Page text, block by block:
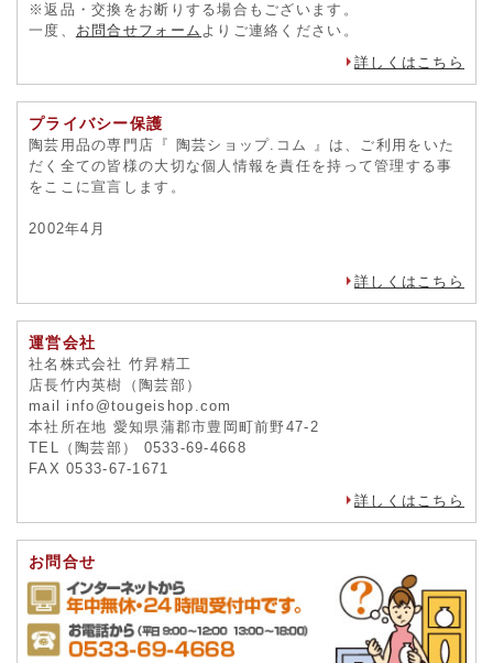
※返品・交換をお断りする場合もございます。
一度、 お問合せフォーム よりご連絡ください。
詳しくはこちら
プライバシー保護
陶芸用品の専門店『 陶芸ショップ.コム 』は、ご利用をいた
だく全ての皆様の大切な個人情報を責任を持って管理する事
をここに宣言します。
2002年4月
詳しくはこちら
運営会社
社名株式会社 竹昇精工
店長竹内英樹（陶芸部）
mail info@tougeishop.com
本社所在地 愛知県蒲郡市豊岡町前野47-2
TEL（陶芸部） 0533-69-4668
FAX 0533-67-1671
詳しくはこちら
お問合せ